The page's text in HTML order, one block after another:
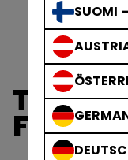
SUOMI
TH27
FTW